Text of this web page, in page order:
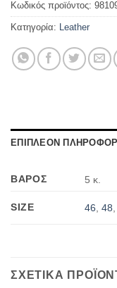
Κωδικός προϊόντος:
Κατηγορία: Leather
ΕΠΙΠΛΕΟΝ
ΒΑΡΟΣ 5 κ.
SIZE 46 ,48
ΣΧΕΤΙΚΑ